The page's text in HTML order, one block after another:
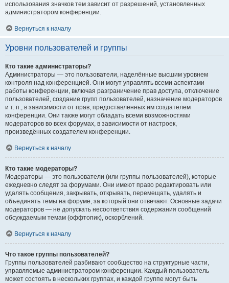
использования значков тем зависит от разрешений, установленных
администратором конференции.
Вернуться к началу
Уровни пользователей и группы
Кто такие администраторы?
Администраторы — это пользователи, наделённые высшим уровнем
контроля над конференцией. Они могут управлять всеми аспектами
работы конференции, включая разграничение прав доступа, отключение
пользователей, создание групп пользователей, назначение модераторов
и т. п., в зависимости от прав, предоставленных им создателем
конференции. Они также могут обладать всеми возможностями
модераторов во всех форумах, в зависимости от настроек,
произведённых создателем конференции.
Вернуться к началу
Кто такие модераторы?
Модераторы — это пользователи (или группы пользователей), которые
ежедневно следят за форумами. Они имеют право редактировать или
удалять сообщения, закрывать, открывать, перемещать, удалять и
объединять темы на форуме, за который они отвечают. Основные задачи
модераторов — не допускать несоответствия содержания сообщений
обсуждаемым темам (оффтопик), оскорблений.
Вернуться к началу
Что такое группы пользователей?
Группы пользователей разбивают сообщество на структурные части,
управляемые администратором конференции. Каждый пользователь
может состоять в нескольких группах, и каждой группе могут быть